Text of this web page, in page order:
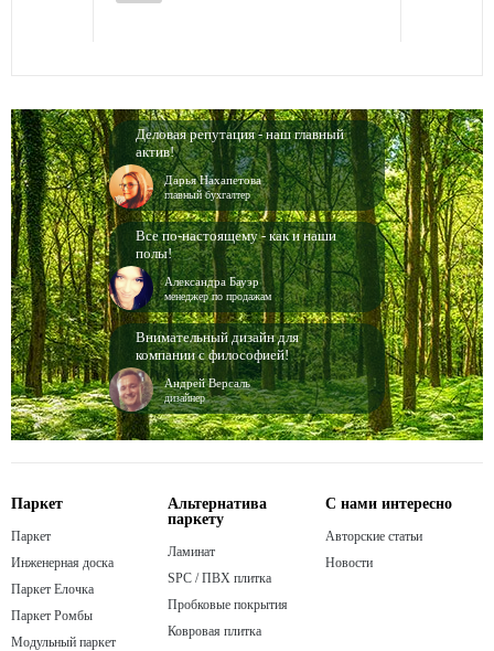
Деловая репутация - наш главный
актив!
Дарья Нахапетова
главный бухгалтер
Все по-настоящему - как и наши
полы!
Александра Бауэр
менеджер по продажам
Внимательный дизайн для
компании с философией!
Андрей Версаль
дизайнер
Паркет
Паркет
Инженерная доска
Паркет Елочка
Паркет Ромбы
Модульный паркет
Альтернатива
паркету
Ламинат
SPC / ПВХ плитка
Пробковые покрытия
Ковровая плитка
С нами интересно
Авторские статьи
Новости